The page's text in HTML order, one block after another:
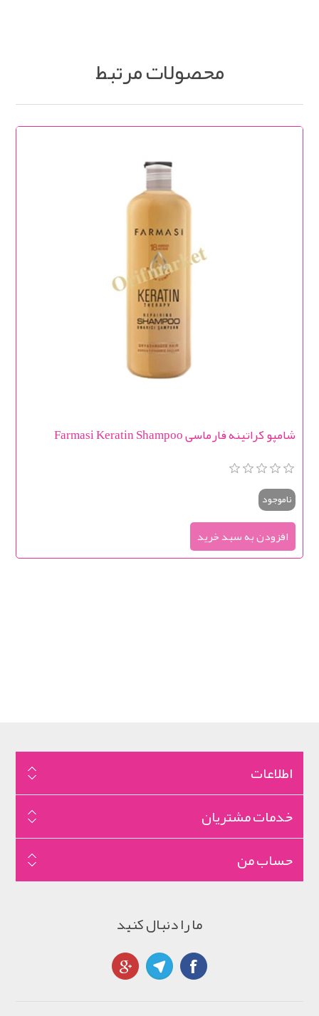
محصولات مرتبط
شامپو کراتینه فارماسی Farmasi Keratin Shampoo
ناموجود
اطلاعات
خدمات مشتریان
حساب من
ما را دنبال کنید